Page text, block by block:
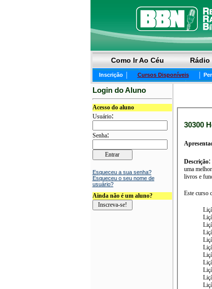
Como Ir Ao Céu Rádio
Inscrição | Cursos Disponíveis |
Login do Aluno
Acesso do aluno
Usuário:
Senha:
Esqueceu a sua senha?
Esqueceu o seu nome de
usuário?
Ainda não é um aluno?
Descrição:
uma
livros e
Este curso